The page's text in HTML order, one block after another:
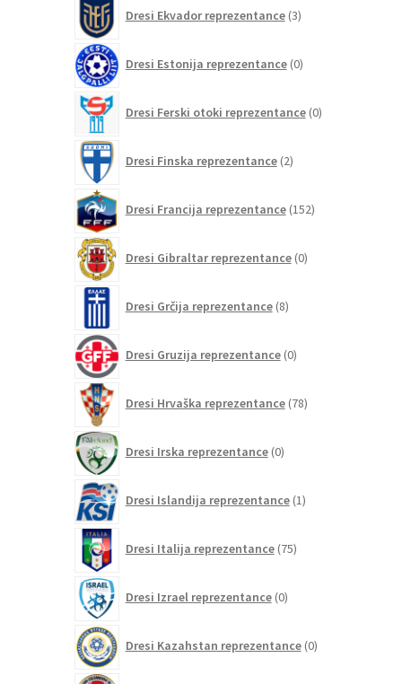
Dresi Ekvador reprezentance 3izdelki
Dresi Estonija reprezentance 0izdelkov
Dresi Ferski otoki reprezentance 0izdelkov
Dresi Finska reprezentance 2izdelka
Dresi Francija reprezentance 152izdelkov
Dresi Gibraltar reprezentance 0izdelkov
Dresi Grčija reprezentance 8izdelkov
Dresi Gruzija reprezentance 0izdelkov
Dresi Hrvaška reprezentance 78izdelkov
Dresi Irska reprezentance 0izdelkov
Dresi Islandija reprezentance 1izdelek
Dresi Italija reprezentance 75izdelkov
Dresi Izrael reprezentance 0izdelkov
Dresi Kazahstan reprezentance 0izdelkov